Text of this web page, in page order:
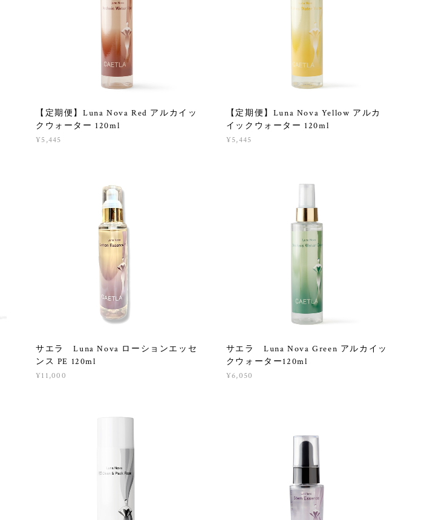
【定期便】Luna Nova Red アルカイッ
クウォーター 120ml
¥5,445
【定期便】Luna Nova Yellow アルカ
イックウォーター 120ml
¥5,445
サエラ Luna Nova ローションエッセ
ンス PE 120ml
¥11,000
サエラ Luna Nova Green アルカイッ
クウォーター120ml
¥6,050